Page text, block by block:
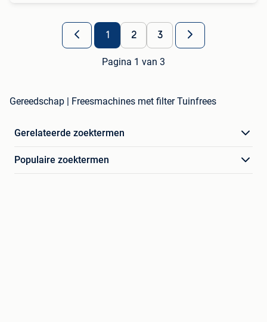
1 2 3
Pagina 1 van 3
Gereedschap | Freesmachines met filter Tuinfrees
Gerelateerde zoektermen
Populaire zoektermen